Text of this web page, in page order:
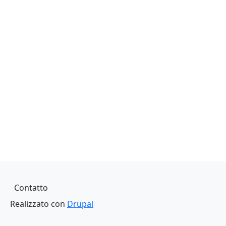
Piè di pagina
Contatto
Realizzato con Drupal